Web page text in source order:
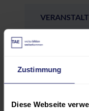
Zustimmung
Diese Webseite
GEBÜHREN